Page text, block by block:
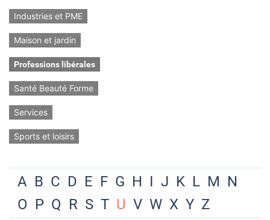
Industries et PME
Maison et jardin
Professions libérales
Santé Beauté Forme
Services
Sports et loisirs
A B C D E F G H I J K L M N
O P Q R S T U V W X Y Z